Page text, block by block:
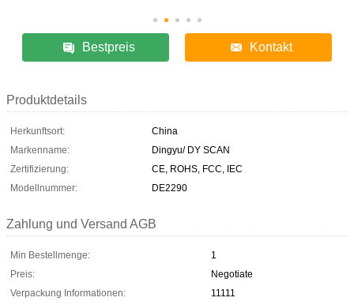
Bestpreis Kontakt
Produktdetails
Herkunftsort:
China
Markenname:
Dingyu/ DY SCAN
Zertifizierung:
CE, ROHS, FCC, IEC
Modellnummer:
DE2290
Zahlung und Versand AGB
Min Bestellmenge:
1
Preis:
Negotiate
Verpackung Informationen:
11111